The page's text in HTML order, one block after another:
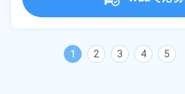
1 2 3 4 5